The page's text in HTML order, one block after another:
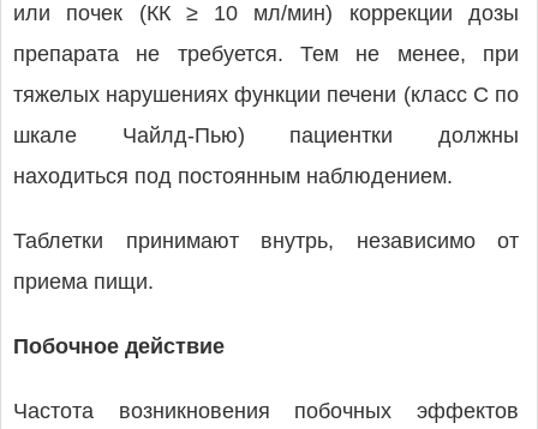
или почек (КК ≥ 10 мл/мин) коррекции дозы
препарата не требуется. Тем не менее, при
тяжелых нарушениях функции печени (класс С по
шкале Чайлд-Пью) пациентки должны
находиться под постоянным наблюдением.
Таблетки принимают внутрь, независимо от
приема пищи.
Побочное действие
Частота возникновения побочных эффектов